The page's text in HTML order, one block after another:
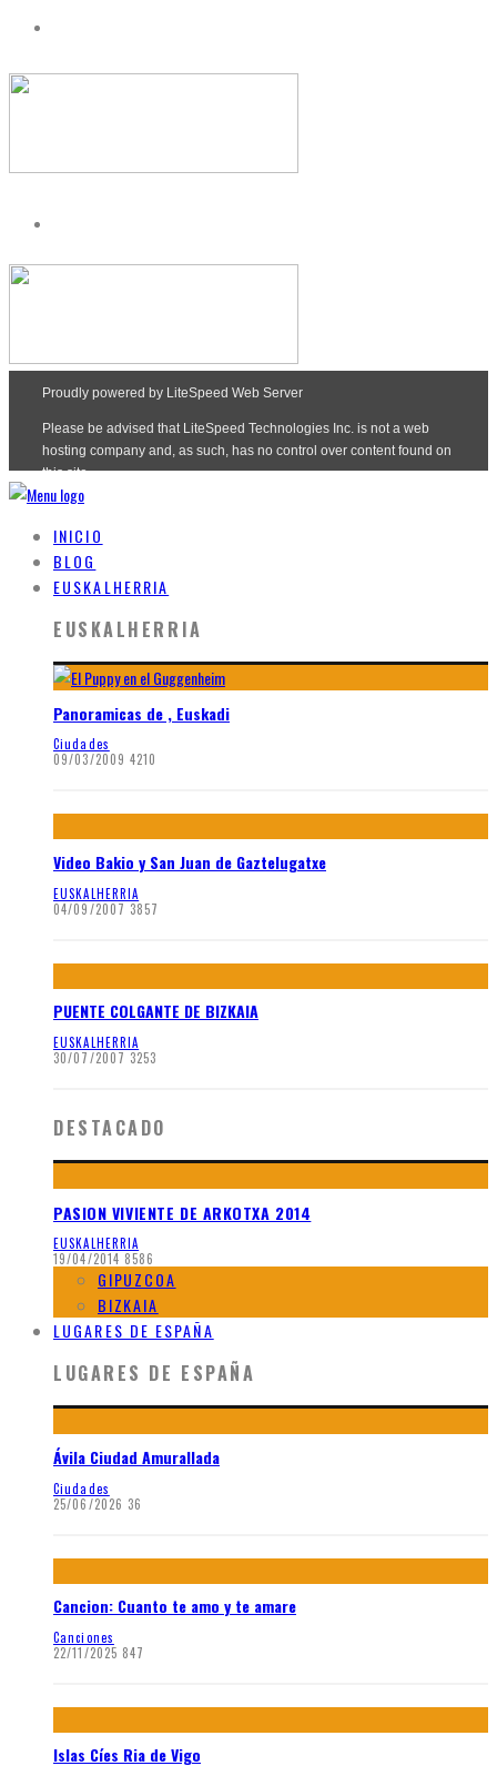
INICIO
BLOG
EUSKALHERRIA
EUSKALHERRIA
Panoramicas de , Euskadi
Ciudades
09/03/2009 4210
Video Bakio y San Juan de Gaztelugatxe
EUSKALHERRIA
04/09/2007 3857
PUENTE COLGANTE DE BIZKAIA
EUSKALHERRIA
30/07/2007 3253
DESTACADO
PASION VIVIENTE DE ARKOTXA 2014
EUSKALHERRIA
19/04/2014 8586
GIPUZCOA
BIZKAIA
LUGARES DE ESPAÑA
LUGARES DE ESPAÑA
Ávila Ciudad Amurallada
Ciudades
25/06/2026 36
Cancion: Cuanto te amo y te amare
Canciones
22/11/2025 847
Islas Cíes Ria de Vigo